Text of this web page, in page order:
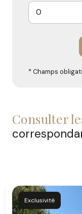
* Champs
consulter
Exclusivité